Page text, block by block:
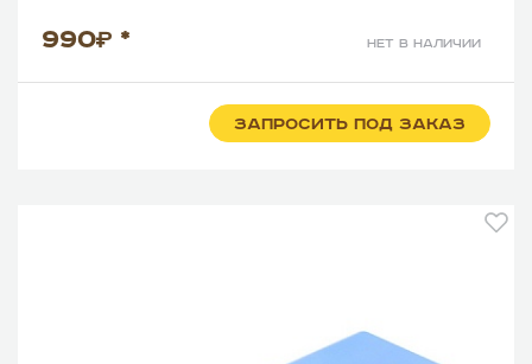
990 * нет в наличии
ЗАПРОСИТЬ ПОД ЗАКАЗ